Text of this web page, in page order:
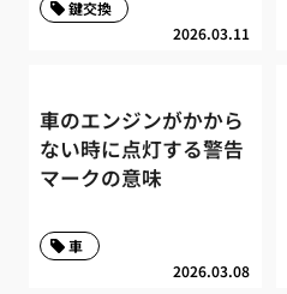
2026.03.11
鍵交換
車のエンジンがかから
ない時に点灯する警告
マークの意味
2026.03.08
車